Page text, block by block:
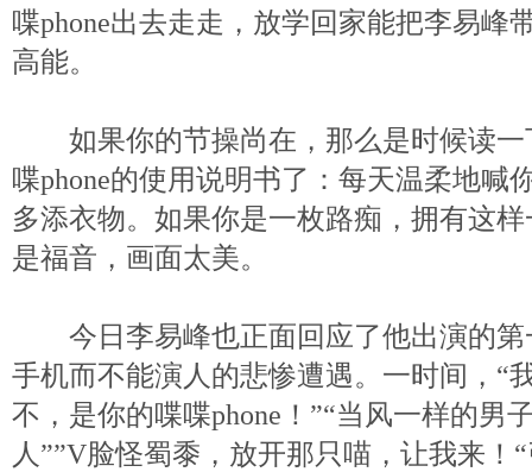
喋phone出去走走，放学回家能把李易峰
高能。
如果你的节操尚在，那么是时候读一
喋phone的使用说明书了：每天温柔地喊
多添衣物。如果你是一枚路痴，拥有这样
是福音，画面太美。
今日李易峰也正面回应了他出演的第
手机而不能演人的悲惨遭遇。一时间，“
不，是你的喋喋phone！”“当风一样的男
人””V脸怪蜀黍，放开那只喵，让我来！